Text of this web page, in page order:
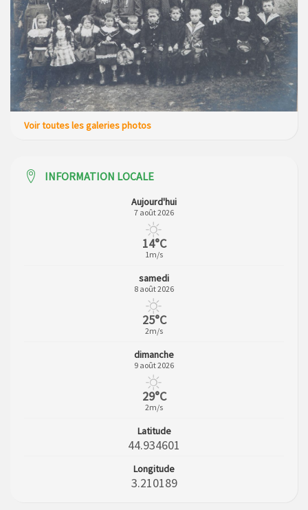
Campagne de collecte des plastiques agricoles le 22 avril
2026
Voir toutes les galeries photos
INFORMATION LOCALE
Aujourd'hui
7 août 2026
14°C
1m/s
samedi
8 août 2026
25°C
2m/s
dimanche
9 août 2026
29°C
2m/s
Latitude
44.934601
Longitude
3.210189